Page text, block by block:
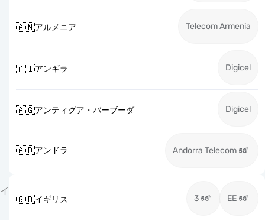
🇦🇲アルメニア Telecom Armenia
🇦🇮アンギラ Digicel
🇦🇬アンティグア・バーブーダ Digicel
🇦🇩アンドラ Andorra Telecom
イ
🇬🇧イギリス 3 EE